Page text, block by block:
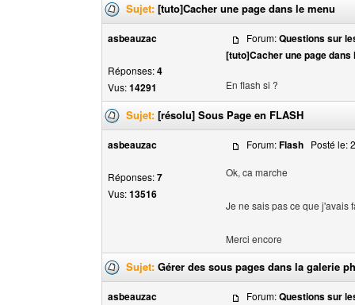
Sujet: [tuto]Cacher une page dans le menu
asbeauzac
Réponses:4
Vus:14291
Forum:Questions sur
[tuto]Cacher une page dans
En flash si ?
Sujet: [résolu] Sous Page en FLASH
asbeauzac
Réponses:7
Vus:13516
Forum:Flash Posté le:
Ok, ca marche
Je ne sais pas ce que j'avais
Merci encore
Sujet: Gérer des sous pages dans la galerie
asbeauzac Forum:Questions sur